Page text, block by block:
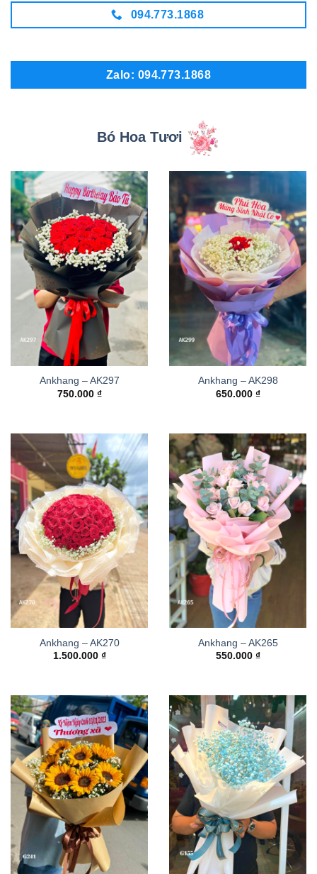
094.773.1868
Zalo: 094.773.1868
Bó Hoa Tươi
Ankhang – AK297
750.000 ₫
Ankhang – AK298
650.000 ₫
Ankhang – AK270
1.500.000 ₫
Ankhang – AK265
550.000 ₫